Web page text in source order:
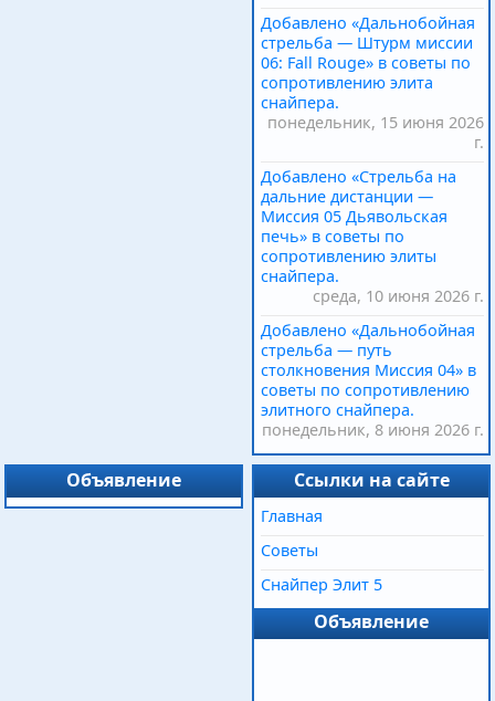
Добавлено «Дальнобойная
стрельба — Штурм миссии
06: Fall Rouge» в советы по
сопротивлению элита
снайпера.
понедельник, 15 июня 2026
г.
Добавлено «Стрельба на
дальние дистанции —
Миссия 05 Дьявольская
печь» в советы по
сопротивлению элиты
снайпера.
среда, 10 июня 2026 г.
Добавлено «Дальнобойная
стрельба — путь
столкновения Миссия 04» в
советы по сопротивлению
элитного снайпера.
понедельник, 8 июня 2026 г.
Объявление Ссылки на сайте
Главная
Советы
Снайпер Элит 5
Объявление